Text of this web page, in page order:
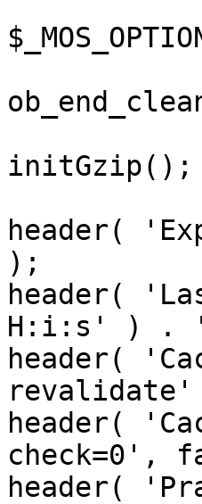
initGzip();
header(
);
header(
H:i:s' ) . '
header(
header(
check=0',
header(